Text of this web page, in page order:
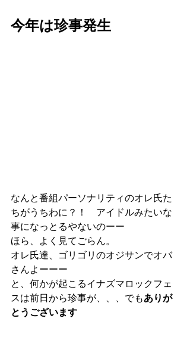
今年は珍事発生
なんと番組パーソナリティのオレ氏た
ちがうちわに？！　アイドルみたいな
事になっとるやないのーー
ほら、よく見てごらん。
オレ氏達、ゴリゴリのオジサンでオバ
さんよーーー
と、何かが起こるイナズマロックフェ
スは前日から珍事が、、、でもありが
とうございます